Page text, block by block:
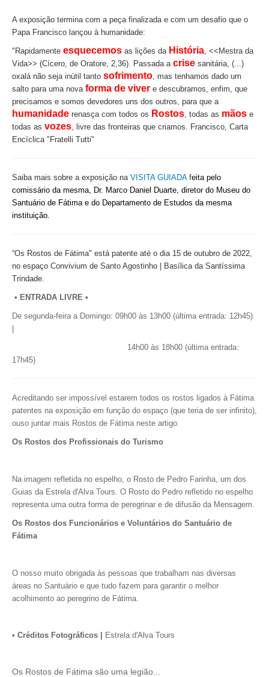
A exposição termina com a peça finalizada e com um desafio que o
Papa Francisco lançou à humanidade:
"Rapidamente esquecemos as lições da História, <<Mestra da
Vida>> (Cícero, de Oratore, 2,36). Passada a crise sanitária, (...)
oxalá não seja inútil tanto sofrimento, mas tenhamos dado um
salto para uma nova forma de viver e descubramos, enfim, que
precisamos e somos devedores uns dos outros, para que a
humanidade renasça com todos os Rostos, todas as mãos e
todas as vozes, livre das fronteiras que criamos. Francisco, Carta
Encíclica "Fratelli Tutti"
Saiba mais sobre a exposição na VISITA GUIADAfeita pelo
comissário da mesma, Dr. Marco Daniel Duarte, diretor do Museu do
Santuário de Fátima e do Departamento de Estudos da mesma
instituição.
“Os Rostos de Fátima" está patente até o dia 15 de outubro de 2022,
no espaço Convivium de Santo Agostinho | Basílica da Santíssima
Trindade.
• ENTRADA LIVRE •
De segunda-feira a Domingo: 09h00 às 13h00 (última entrada: 12h45)
14h00 às 18h00 (última entrada:
17h45)
Acreditando ser impossível estarem todos os rostos ligados à Fátima
patentes na exposição em função do espaço (que teria de ser infinito),
ouso juntar mais Rostos de Fátima neste artigo.
Os Rostos dos Profissionais do Turismo
Na imagem refletida no espelho, o Rosto de Pedro Farinha, um dos
Guias da Estrela d'Alva Tours. O Rosto do Pedro refletido no espelho
representa uma outra forma de peregrinar e de difusão da Mensagem.
Os Rostos dos Funcionários e Voluntários do Santuário de
Fátima
O nosso muito obrigada às pessoas que trabalham nas diversas
áreas no Santuário e que tudo fazem para garantir o melhor
acolhimento ao peregrino de Fátima.
• Créditos Fotográficos | Estrela d'Alva Tours
Os Rostos de Fátima são uma legião...